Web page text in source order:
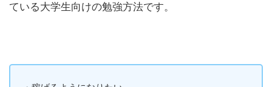
ている大学生向けの勉強方法です。